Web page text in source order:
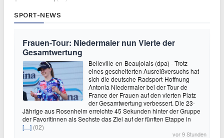
SPORT-NEWS
Frauen-Tour: Niedermaier nun Vierte der
Gesamtwertung
Belleville-en-Beaujolais (dpa) - Trotz
eines gescheiterten Ausreißversuchs hat
sich die deutsche Radsport-Hoffnung
Antonia Niedermaier bei der Tour de
France der Frauen auf den vierten Platz
der Gesamtwertung verbessert. Die 23-
Jährige aus Rosenheim erreichte 45 Sekunden hinter der Gruppe
der Favoritinnen als Sechste das Ziel auf der fünften Etappe in
[…] (02)
vor 9 Stunden